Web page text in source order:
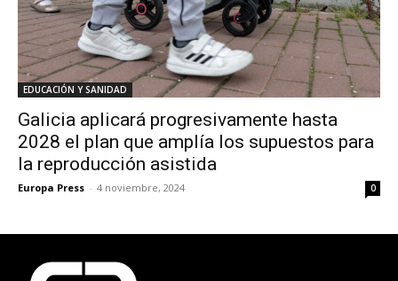
EDUCACIÓN Y SANIDAD
Galicia aplicará progresivamente hasta
2028 el plan que amplía los supuestos para
la reproducción asistida
Europa Press - 4 noviembre, 2024 0